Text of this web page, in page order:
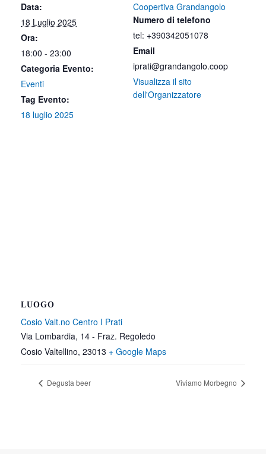
Data:
18 Luglio 2025
Ora:
18:00 - 23:00
Categoria Evento:
Eventi
Tag Evento:
18 luglio 2025
Coopertiva Grandangolo
Numero di telefono
tel: +390342051078
Email
iprati@grandangolo.coop
Visualizza il sito
dell'Organizzatore
LUOGO
Cosio Valt.no Centro I Prati
Via Lombardia, 14 - Fraz. Regoledo
Cosio Valtellino, 23013 + Google Maps
Degusta beer Viviamo Morbegno